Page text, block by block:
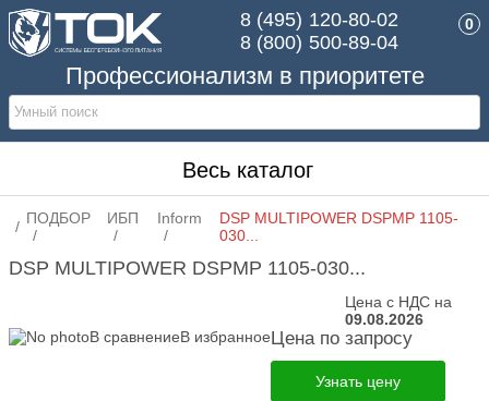
Профессионализм в приоритете
8 (495) 120-80-02
8 (800) 500-89-04
0
Весь каталог
ПОДБОР ИБП Inform
DSP MULTIPOWER DSPMP 1105-
030...
DSP MULTIPOWER DSPMP 1105-030...
Цена с НДС на
09.08.2026
В сравнениеВ избранноеЦена по запросу
Узнать цену